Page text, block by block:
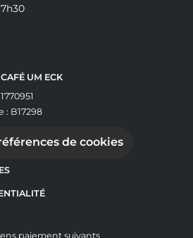
UM ECK
: B17298
de cookies
paiement suivants